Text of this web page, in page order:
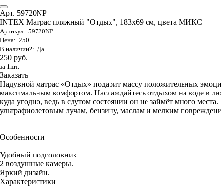
Арт. 59720NP
INTEX Матрас пляжный "Отдых", 183х69 см, цвета МИКС
Артикул: 59720NP
Цена: 250
В наличии?: Да
250 руб.
за 1шт.
Заказать
Надувной матрас «Отдых» подарит массу положительных
максимальным комфортом. Наслаждайтесь отдыхом на воде в
куда угодно, ведь в сдутом состоянии он не займёт много
ультрафиолетовым лучам, бензину, маслам и мелким
Особенности
Удобный подголовник.
2 воздушные камеры.
Яркий дизайн.
Характеристики